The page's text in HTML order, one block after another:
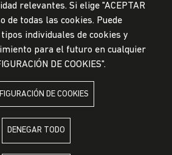
ES MIEMBRO DE
relevantes. Si elige "ACEPTAR
de todas las cookies. Puede
individuales de cookies y
para el futuro en cualquier
DE COOKIES".
DE COOKIES
DENEGAR TODO